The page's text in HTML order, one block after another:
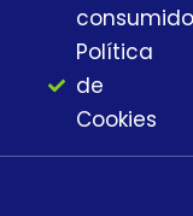
Política
de
Cookies